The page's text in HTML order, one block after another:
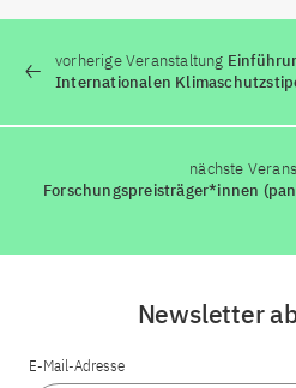
vorherige Veranstaltung
Internationalen
nächste
Forschungspreisträger*innen
Newsletter
E-Mail-Adresse